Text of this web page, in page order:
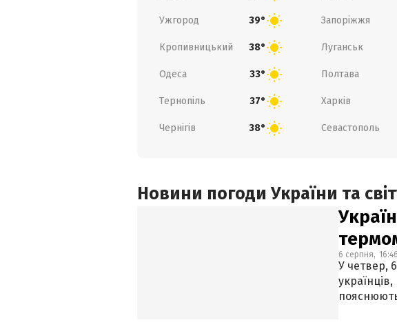
Ужгород 39° Запоріжжя
Кропивницький 38° Луганськ
Одеса 33° Полтава
Тернопіль 37° Харків
Чернігів 38° Севастополь
Новини погоди України та
6 серпня, 16:46
У четвер,